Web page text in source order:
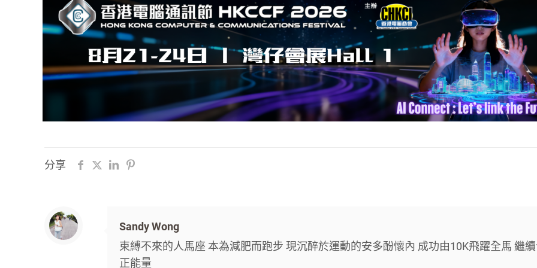
分享
Sandy Wong
束縛不來的人馬座 本為減肥而跑步 現沉醉於運動的安多酚懷內 成功由10K飛躍全馬 繼
正能量